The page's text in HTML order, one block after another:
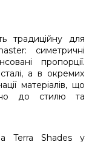
традиційну для
симетричні
пропорції.
а в окремих
матеріалів, що
до стилю та